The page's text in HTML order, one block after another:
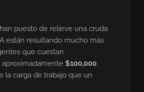
puesto de relieve una cruda
están resultando mucho más
que cuestan
aproximadamente $100,000
la carga de trabajo que un